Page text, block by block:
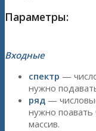
Параметры:
Входные
спектр —
нужно
ряд —
нужно
массив.